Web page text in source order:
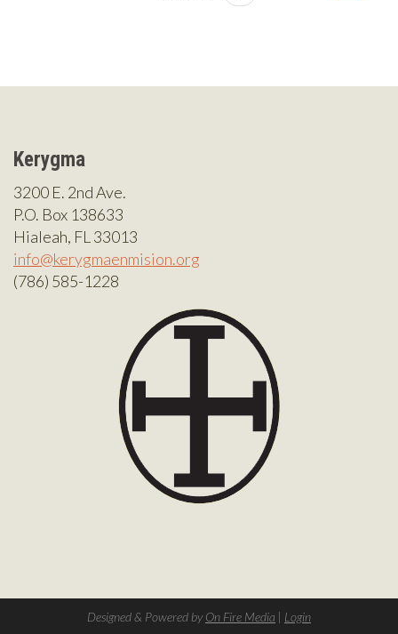
Kerygma
3200 E. 2nd Ave.
P.O. Box 138633
Hialeah, FL 33013
info@kerygmaenmision.org
(786) 585-1228
Designed & Powered byOn Fire Media Login